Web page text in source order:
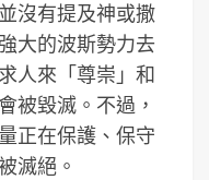
沒有提及神或撒
大的波斯勢力去
人來「尊崇」和
被毀滅。不過，
正在保護、保守
滅絕。